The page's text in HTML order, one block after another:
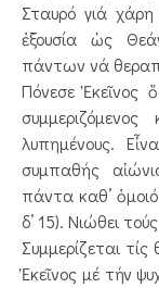
Σταυρό γιά
ἐξουσία ὡς
πάντων νά
Πόνεσε Ἐκεῖνος
λυπημένους.
συμπαθής
πάντα καθ’
δ’ 15). Νιώθει
Συμμερίζεται
Ἐκεῖνος μέ τήν